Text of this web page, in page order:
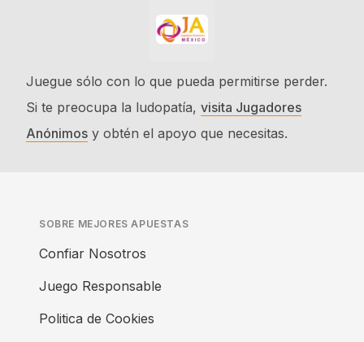
Juegue sólo con lo que pueda permitirse perder.
Si te preocupa la ludopatía, visita Jugadores
Anónimos y obtén el apoyo que necesitas.
SOBRE MEJORES APUESTAS
Confiar Nosotros
Juego Responsable
Politica de Cookies